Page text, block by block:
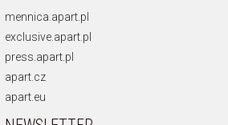
mennica.apart.pl
exclusive.apart.pl
press.apart.pl
apart.cz
apart.eu